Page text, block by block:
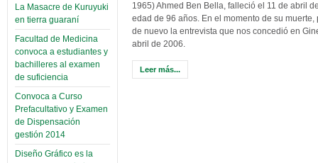
La Masacre de Kuruyuki
en tierra guaraní
Facultad de Medicina
convoca a estudiantes y
bachilleres al examen
de suficiencia
Convoca a Curso
Prefacultativo y Examen
de Dispensación
gestión 2014
Diseño Gráfico es la
1965) Ahmed Ben Bella, falleció el 11 de abril
edad de 96 años. En el momento de su muerte,
de nuevo la entrevista que nos concedió en
abril de 2006.
Leer más...